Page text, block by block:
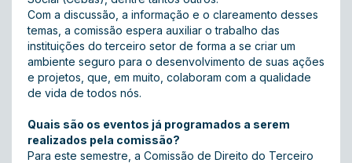
Com a discussão, a informação e o clareamento desses
temas, a comissão espera auxiliar o trabalho das
instituições do terceiro setor de forma a se criar um
ambiente seguro para o desenvolvimento de suas ações
e projetos, que, em muito, colaboram com a qualidade
de vida de todos nós.
Quais são os eventos já programados a serem
realizados pela comissão?
Para este semestre, a Comissão de Direito do Terceiro